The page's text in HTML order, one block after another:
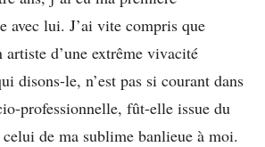
avec lui. J’ai vite compris que
artiste d’une extrême vivacité
disons-le, n’est pas si courant dans
professionnelle, fût-elle issue du
de ma sublime banlieue à moi.